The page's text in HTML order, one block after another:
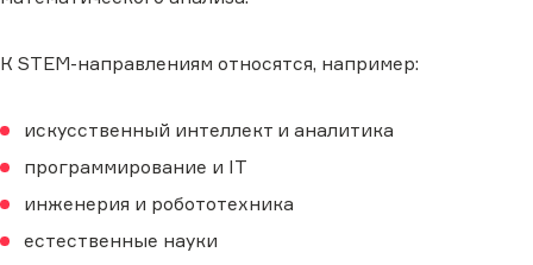
К STEM-направлениям относятся, например:
искусственный интеллект и аналитика
программирование и IT
инженерия и робототехника
естественные науки